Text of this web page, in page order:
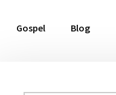
Gospel Blog